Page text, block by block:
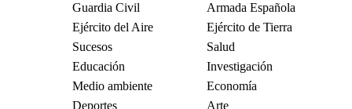
Guardia Civil
Armada Española
Ejército del Aire
Ejército de Tierra
Sucesos
Salud
Educación
Investigación
Medio ambiente
Economía
Deportes
Arte